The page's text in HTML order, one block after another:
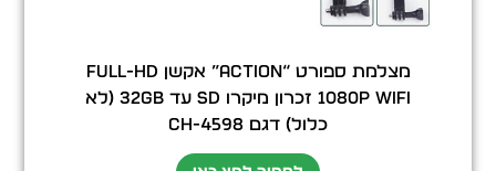
מצלמת ספורט “Action” אקשן FULL-HD
1080P WiFi זכרון מיקרו SD עד 32GB (לא
כלול) דגם CH-4598